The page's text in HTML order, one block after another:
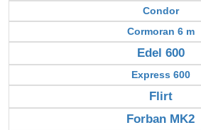
Condor
Cormoran 6 m
Edel 600
Express 600
Flirt
Forban MK2